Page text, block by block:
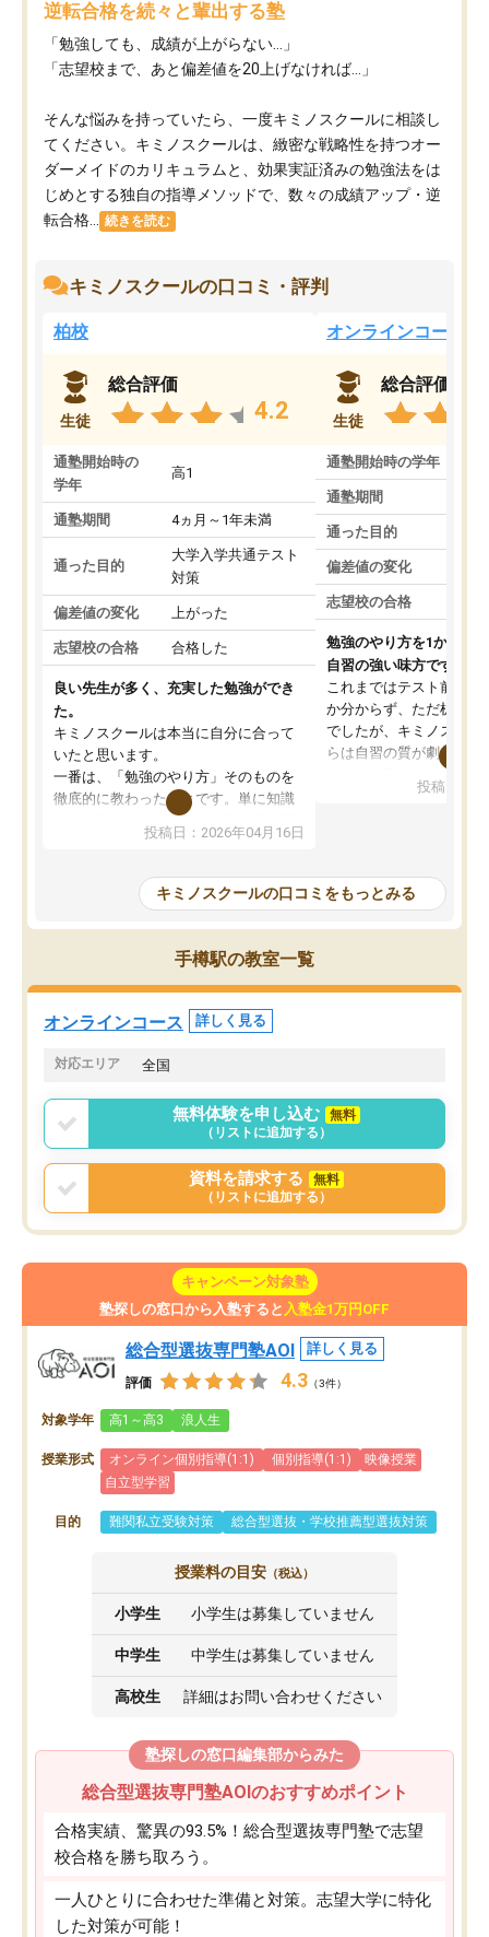
逆転合格を続々と輩出する塾
「勉強しても、成績が上がらない…」
「志望校まで、あと偏差値を20上げなければ…」
そんな悩みを持っていたら、一度キミノスクールに相談し
てください。キミノスクールは、緻密な戦略性を持つオー
ダーメイドのカリキュラムと、効果実証済みの勉強法をは
じめとする独自の指導メソッドで、数々の成績アップ・逆
転合格...
続きを読む
キミノスクールの口コミ・評判
柏校
生徒
総合評価
4.2
通塾開始時の
学年
高1
通塾期間 4ヵ月～1年未満
通った目的
大学入学共通テスト
対策
偏差値の変化 上がった
志望校の合格 合格した
良い先生が多く、充実した勉強ができ
た。
キミノスクールは本当に自分に合って
いたと思います。
一番は、「勉強のやり方」そのものを
徹底的に教わったことです。単に知識
を詰め込むのではなく、自学自習の習
慣が身につくよう並走してくれるの
はなくなりました。
講師の方との距離も近く、親身なコー
チングのおかげで、停滞期もモチベー
ションを維持できました。「やらされ
る勉強」から「目標のための勉強」へ
意識が変わったことが、目標校への合
投稿日：2026年04月16日
オンラインコース
生徒
総合評価
通塾開始時の学年
通塾期間
通った目的
偏差値の変化
志望校の合格
勉強のやり方を1から教
自習の強い味方です。
これまではテスト前に何
か分からず、ただ机に座
でしたが、キミノスクー
らは自習の質が劇的に変
を明確にしてくれるの
の仕方をコーチングして
ルなので、家での学習習
身につきました。結果と
た。自分から学ぶ姿勢を
投稿日：
キミノスクールの口コミをもっとみる
手樽駅の教室一覧
オンラインコース 詳しく見る
対応エリア 全国
無料体験を申し込む
無料
（リストに追加する）
資料を請求する
無料
（リストに追加する）
キャンペーン対象塾
塾探しの窓口から入塾すると 入塾金1万円OFF
総合型選抜専門塾AOI 詳しく見る
評価 4.3 （3件）
対象学年 高1～高3 浪人生
授業形式 オンライン個別指導(1:1) 個別指導(1:1)
映像授業
自立型学習
目的 難関私立受験対策 総合型選抜・学校推薦型選抜対策
授業料の目安 （税込）
小学生 小学生は募集していません
中学生 中学生は募集していません
高校生 詳細はお問い合わせください
塾探しの窓口編集部からみた
総合型選抜専門塾AOIのおすすめポイント
合格実績、驚異の93.5%！総合型選抜専門塾で志望
校合格を勝ち取ろう。
一人ひとりに合わせた準備と対策。志望大学に特化
した対策が可能！